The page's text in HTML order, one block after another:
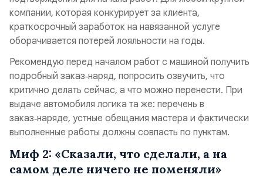
компании, которая конкурирует за клиента,
краткосрочный заработок на навязанной услуге
оборачивается потерей лояльности на годы.
​Рекомендую перед началом работ с машиной получить
подробный заказ‑наряд, попросить озвучить, что
критично делать сейчас, а что можно перенести. При
выдаче автомобиля логика та же: перечень в
заказ‑наряде, устные обещания мастера и фактически
выполненные работы должны совпасть по пунктам.
Миф 2: «Сказали, что сделали, а на
самом деле ничего не поменяли»